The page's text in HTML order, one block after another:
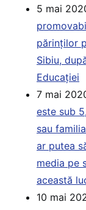
5 mai
părinților
Sibiu,
Educației
7 mai
este sub
sau
ar putea
media pe
această
10 mai